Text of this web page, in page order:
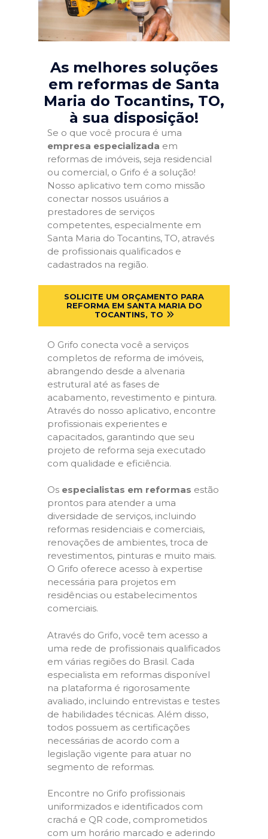
As melhores soluções
em reformas de Santa
Maria do Tocantins, TO,
à sua disposição!
Se o que você procura é uma
empresa especializada em
reformas de imóveis, seja residencial
ou comercial, o Grifo é a solução!
Nosso aplicativo tem como missão
conectar nossos usuários a
prestadores de serviços
competentes, especialmente em
Santa Maria do Tocantins, TO, através
de profissionais qualificados e
cadastrados na região.
SOLICITE UM ORÇAMENTO PARA
REFORMA EM SANTA MARIA DO
TOCANTINS, TO
O Grifo conecta você a serviços
completos de reforma de imóveis,
abrangendo desde a alvenaria
estrutural até as fases de
acabamento, revestimento e pintura.
Através do nosso aplicativo, encontre
profissionais experientes e
capacitados, garantindo que seu
projeto de reforma seja executado
com qualidade e eficiência.
Os especialistas em reformas estão
prontos para atender a uma
diversidade de serviços, incluindo
reformas residenciais e comerciais,
renovações de ambientes, troca de
revestimentos, pinturas e muito mais.
O Grifo oferece acesso à expertise
necessária para projetos em
residências ou estabelecimentos
comerciais.
Através do Grifo, você tem acesso a
uma rede de profissionais qualificados
em várias regiões do Brasil. Cada
especialista em reformas disponível
na plataforma é rigorosamente
avaliado, incluindo entrevistas e testes
de habilidades técnicas. Além disso,
todos possuem as certificações
necessárias de acordo com a
legislação vigente para atuar no
segmento de reformas.
Encontre no Grifo profissionais
uniformizados e identificados com
crachá e QR code, comprometidos
com um horário marcado e aderindo